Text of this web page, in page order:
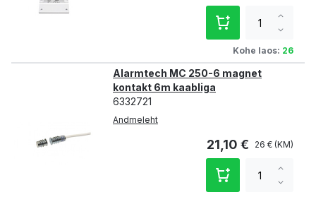
Kohe laos: 26
qty
Alarmtech MC 250-6 magnet
kontakt 6m kaabliga
6332721
Andmeleht
21,10 € 26 €
qty